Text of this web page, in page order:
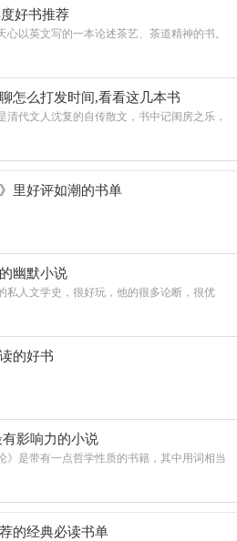
好书推荐
心以英文写的一本论述茶艺、茶道精神的书。
怎么打发时间,看看这几本书
清代文人沈复的自传散文，书中记闺房之乐，
》里好评如潮的书单
幽默小说
私人文学史，很好玩，他的很多论断，很优
的好书
影响力的小说
》是带有一点哲学性质的书籍，其中用词相当
的经典必读书单